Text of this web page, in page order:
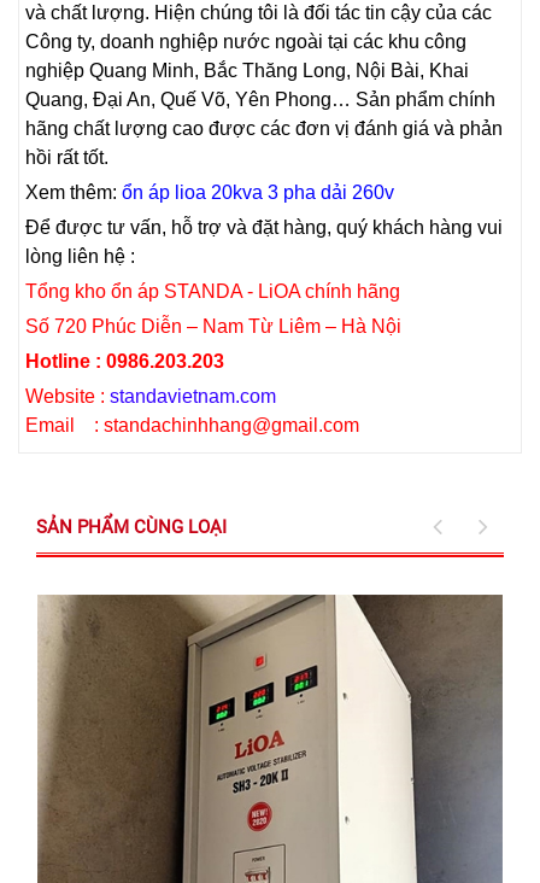
và chất lượng. Hiện chúng tôi là đối tác tin cậy của các
Công ty, doanh nghiệp nước ngoài tại các khu công
nghiệp Quang Minh, Bắc Thăng Long, Nội Bài, Khai
Quang, Đại An, Quế Võ, Yên Phong… Sản phẩm chính
hãng chất lượng cao được các đơn vị đánh giá và phản
hồi rất tốt.
Xem thêm: ổn áp lioa 20kva 3 pha dải 260v
Để được tư vấn, hỗ trợ và đặt hàng, quý khách hàng vui
lòng liên hệ :
Tổng kho ổn áp STANDA - LiOA chính hãng
Số 720 Phúc Diễn – Nam Từ Liêm – Hà Nội
Hotline : 0986.203.203
Website : standavietnam.com
Email : standachinhhang@gmail.com
SẢN PHẨM CÙNG LOẠI